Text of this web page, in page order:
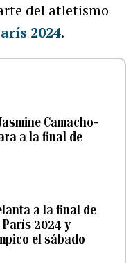
del atletismo
2024.
Camacho-
a la final de
a la final de
2024 y
el sábado